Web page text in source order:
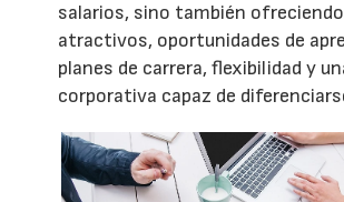
salarios, sino también
atractivos, oportunidades de
planes de carrera, flexibilidad y
corporativa capaz de